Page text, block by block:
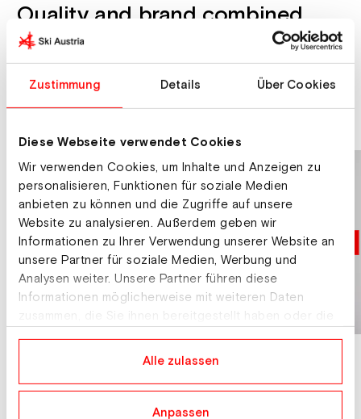
Zustimmung Details Über Cookies
Diese Webseite verwendet Cookies
Wir verwenden Cookies, um Inhalte und Anzeigen zu
personalisieren, Funktionen für soziale Medien
anbieten zu können und die Zugriffe auf unsere
Website zu analysieren. Außerdem geben wir
Informationen zu Ihrer Verwendung unserer Website an
unsere Partner für soziale Medien, Werbung und
Analysen weiter. Unsere Partner führen diese
Informationen möglicherweise mit weiteren Daten
Alle zulassen
Anpassen
Quality and brand combined.
The Ski Austria Beanies are not only a visual
eye-catcher but of course also a useful
companion in #ski- and snowboardverrückt
winters.